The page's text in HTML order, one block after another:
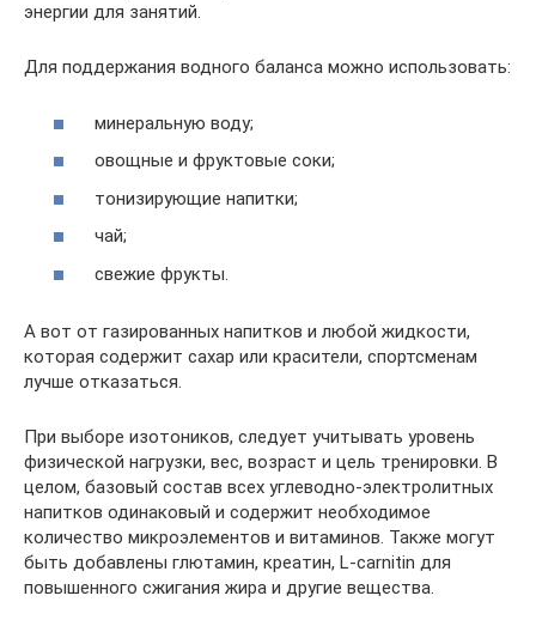
энергии для занятий.
Для поддержания водного баланса можно использовать:
минеральную воду;
овощные и фруктовые соки;
тонизирующие напитки;
чай;
свежие фрукты.
А вот от газированных напитков и любой жидкости,
которая содержит сахар или красители, спортсменам
лучше отказаться.
При выборе изотоников, следует учитывать уровень
физической нагрузки, вес, возраст и цель тренировки. В
целом, базовый состав всех углеводно-электролитных
напитков одинаковый и содержит необходимое
количество микроэлементов и витаминов. Также могут
быть добавлены глютамин, креатин, L-carnitin для
повышенного сжигания жира и другие вещества.